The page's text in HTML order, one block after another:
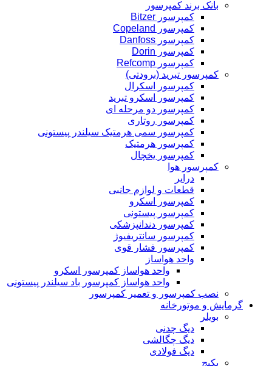
بانک برند کمپرسور
کمپرسور Bitzer
کمپرسور Copeland
کمپرسور Danfoss
کمپرسور Dorin
کمپرسور Refcomp
کمپرسور تبرید (برودتی)
کمپرسور اسکرال
کمپرسور اسکرو تبرید
کمپرسور دو مرحله ای
کمپرسور روتاری
کمپرسور سمی هرمتیک سیلندر پیستونی
کمپرسور هرمتیک
کمپرسور یخچال
کمپرسور هوا
درایر
قطعات و لوازم جانبی
کمپرسور اسکرو
کمپرسور پیستونی
کمپرسور دندانپزشکی
کمپرسور سانتریفیوژ
کمپرسور فشار قوی
واحد هواساز
واحد هواساز کمپرسور اسکرو
واحد هواساز کمپرسور باد سیلندر پیستونی
نصب کمپرسور و تعمیر کمپرسور
گرمایش و موتورخانه
بویلر
دیگ چدنی
دیگ چگالشی
دیگ فولادی
پکیج